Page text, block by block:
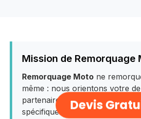
Mission de Remorquage
Remorquage Moto ne
même : nous orientons votre
partenaire indépendant du
spécifiquement pour le 2-
Devis